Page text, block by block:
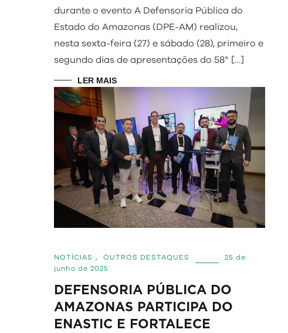
durante o evento A Defensoria Pública do
Estado do Amazonas (DPE-AM) realizou,
nesta sexta-feira (27) e sábado (28), primeiro e
segundo dias de apresentações do 58° […]
LER MAIS
NOTÍCIAS , OUTROS DESTAQUES
25 de
junho de 2025
DEFENSORIA PÚBLICA DO
AMAZONAS PARTICIPA DO
ENASTIC E FORTALECE